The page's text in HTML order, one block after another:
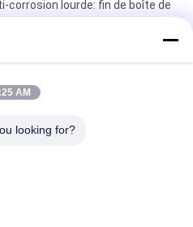
corrosion lourde: fin de boîte de
de qualité MR pour la
AM
looking for?